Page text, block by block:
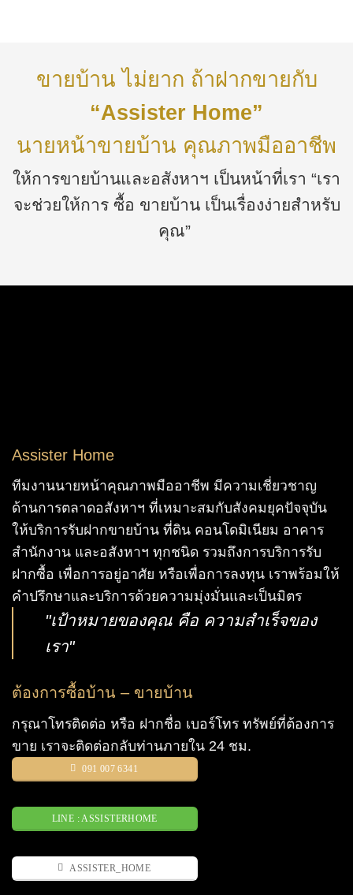
ขายบ้าน ไม่ยาก ถ้าฝากขายกับ
“Assister Home”
นายหน้าขายบ้าน คุณภาพมืออาชีพ
ให้การขายบ้านและอสังหาฯ เป็นหน้าที่เรา “เรา
จะช่วยให้การ ซื้อ ขายบ้าน เป็นเรื่องง่ายสำหรับ
คุณ”
Assister Home
ทีมงานนายหน้าคุณภาพมืออาชีพ มีความเชี่ยวชาญ
ด้านการตลาดอสังหาฯ ที่เหมาะสมกับสังคมยุคปัจจุบัน
ให้บริการรับฝากขายบ้าน ที่ดิน คอนโดมิเนียม อาคาร
สำนักงาน และอสังหาฯ ทุกชนิด รวมถึงการบริการรับ
ฝากซื้อ เพื่อการอยู่อาศัย หรือเพื่อการลงทุน เราพร้อมให้
คำปรึกษาและบริการด้วยความมุ่งมั่นและเป็นมิตร
"เป้าหมายของคุณ คือ ความสำเร็จของ
เรา"
ต้องการซื้อบ้าน – ขายบ้าน
กรุณาโทรติดต่อ หรือ ฝากชื่อ เบอร์โทร ทรัพย์ที่ต้องการ
ขาย เราจะติดต่อกลับท่านภายใน 24 ชม.
091 007 6341
LINE : ASSISTERHOME
ASSISTER_HOME